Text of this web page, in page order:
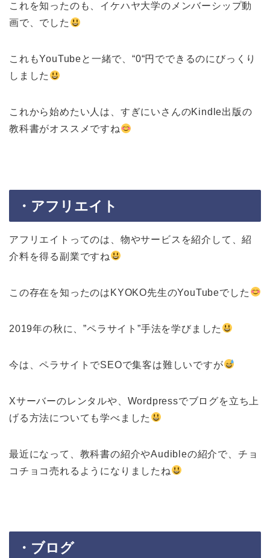
これを知ったのも、イケハヤ大学のメンバーシップ動
画で、でした
これもYouTubeと一緒で、“0“円でできるのにびっくり
しました
これから始めたい人は、すぎにいさんのKindle出版の
教科書がオススメですね
・アフリエイト
アフリエイトってのは、物やサービスを紹介して、紹
介料を得る副業ですね
この存在を知ったのはKYOKO先生のYouTubeでした
2019年の秋に、”ペラサイト”手法を学びました
今は、ペラサイトでSEOで集客は難しいですが
Xサーバーのレンタルや、Wordpressでブログを立ち上
げる方法についても学べました
最近になって、教科書の紹介やAudibleの紹介で、チョ
コチョコ売れるようになりましたね
・ブログ